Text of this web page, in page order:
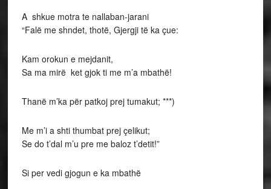
A shkue motra te nallaban-jarani
“Falë me shndet, thotë, Gjergji të ka çue:
Kam orokun e mejdanit,
Sa ma mirë ket gjok ti me m’a mbathë!
Thanë m’ka për patkoj prej tumakut; ***)
Me m’i a shti thumbat prej çelikut;
Se do t’dal m’u pre me baloz t’detit!”
Si per vedi gjogun e ka mbathë